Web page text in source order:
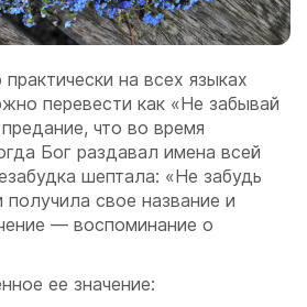
на всех языках
перевести как «Не забывай
что во время
Бог раздавал имена всей
шептала: «Не забудь
свое название и
— воспоминание о
ее значение: